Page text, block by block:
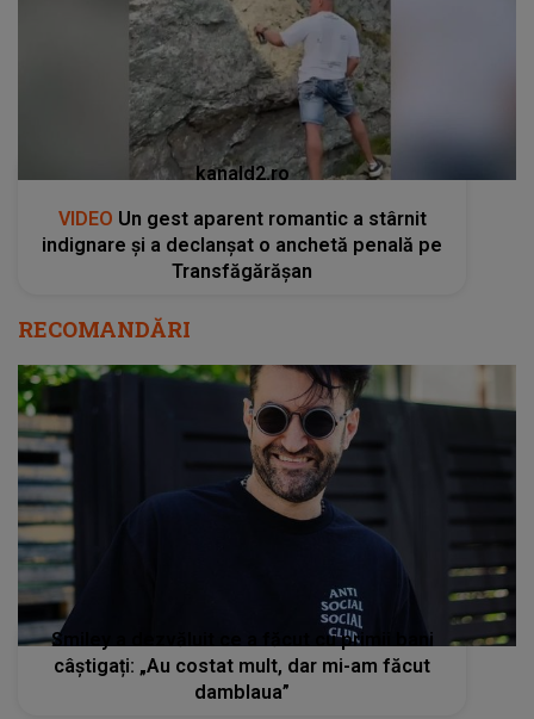
kanald2.ro
VIDEO Un gest aparent romantic a stârnit
indignare și a declanșat o anchetă penală pe
Transfăgărășan
RECOMANDĂRI
Smiley a dezvăluit ce a făcut cu primii bani
câștigați: „Au costat mult, dar mi-am făcut
damblaua”